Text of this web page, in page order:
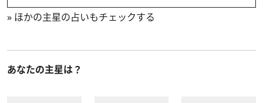
» ほかの主星の占いもチェックする
あなたの主星は？